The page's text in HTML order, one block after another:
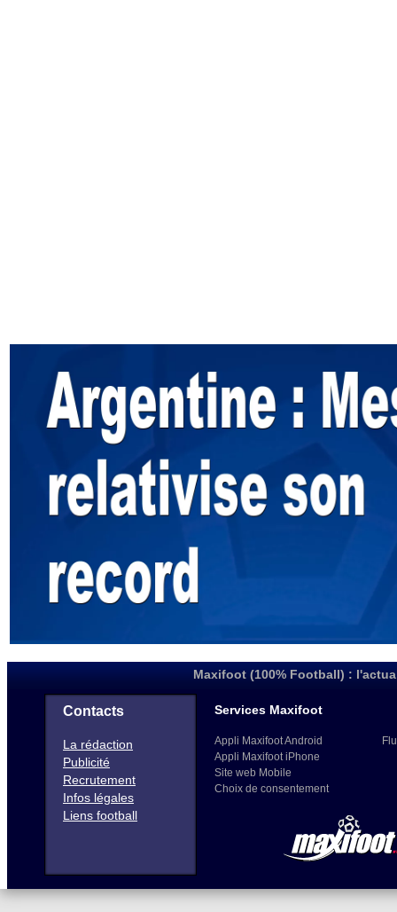
Maxifoot (100% Football) :
Contacts
La rédaction
Publicité
Recrutement
Infos légales
Liens football
Services Maxifoot
Appli Maxifoot Android
Appli Maxifoot iPhone
Site web Mobile
Choix de consentement